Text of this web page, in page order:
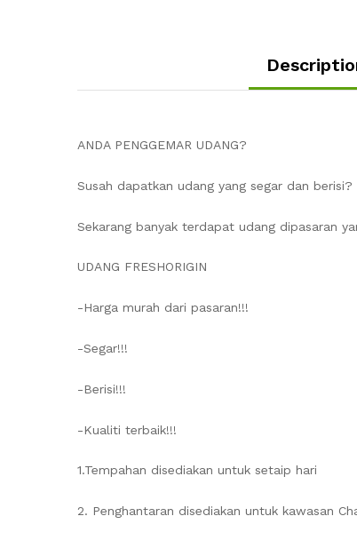
ANDA PENGGEMAR UDANG?
Susah dapatkan udang yang segar dan berisi?
Sekarang banyak terdapat udang dipasaran
UDANG FRESHORIGIN
-Harga murah dari pasaran!!!
-Segar!!!
-Berisi!!!
-Kualiti terbaik!!!
1.Tempahan disediakan untuk setaip hari
2. Penghantaran disediakan untuk kawasan